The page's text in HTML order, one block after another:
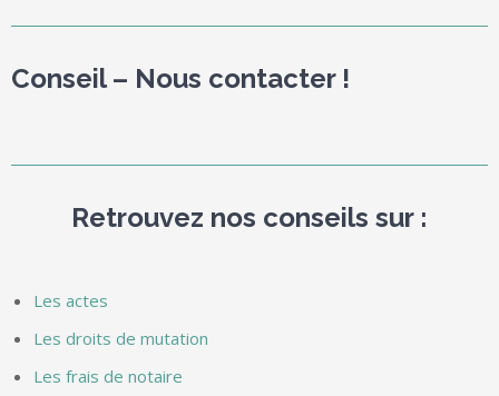
Conseil – Nous contacter !
Retrouvez nos conseils sur :
Les actes
Les droits de mutation
Les frais de notaire